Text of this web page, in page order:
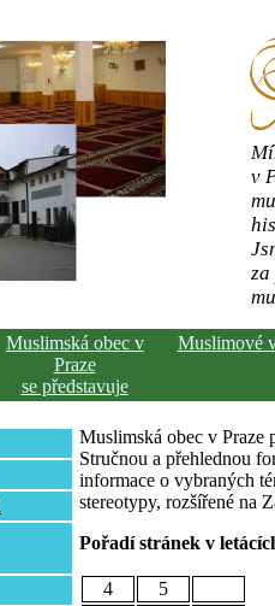
v
Muslimská obec v
Praze
se představuje
Muslimové
Muslimská obec v Praze
Stručnou a přehlednou
informace o vybraných
stereotypy, rozšířené na
Pořadí stránek v
4
5